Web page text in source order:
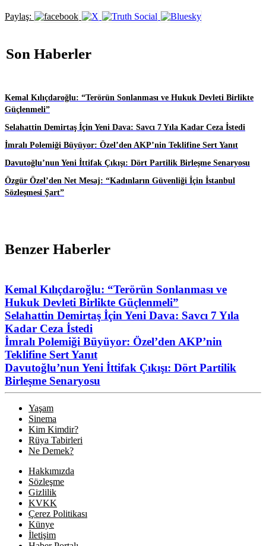
Paylaş:
Son Haberler
Kemal Kılıçdaroğlu: “Terörün Sonlanması ve Hukuk Devleti Birlikte
Güçlenmeli”
Selahattin Demirtaş İçin Yeni Dava: Savcı 7 Yıla Kadar Ceza İstedi
İmralı Polemiği Büyüyor: Özel’den AKP’nin Teklifine Sert Yanıt
Davutoğlu’nun Yeni İttifak Çıkışı: Dört Partilik Birleşme Senaryosu
Özgür Özel’den Net Mesaj: “Kadınların Güvenliği İçin İstanbul
Sözleşmesi Şart”
Benzer Haberler
Kemal Kılıçdaroğlu: “Terörün Sonlanması ve
Hukuk Devleti Birlikte Güçlenmeli”
Selahattin Demirtaş İçin Yeni Dava: Savcı 7 Yıla
Kadar Ceza İstedi
İmralı Polemiği Büyüyor: Özel’den AKP’nin
Teklifine Sert Yanıt
Davutoğlu’nun Yeni İttifak Çıkışı: Dört Partilik
Birleşme Senaryosu
Yaşam
Sinema
Kim Kimdir?
Rüya Tabirleri
Ne Demek?
Hakkımızda
Sözleşme
Gizlilik
KVKK
Çerez Politikası
Künye
İletişim